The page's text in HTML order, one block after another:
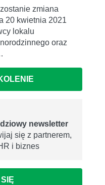
zmiana
20 kwietnia 2021
lokalu
oraz
newsletter
się z partnerem,
i biznes